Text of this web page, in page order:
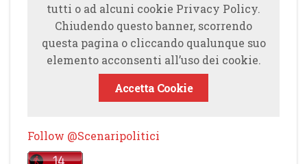
tutti o ad alcuni cookie Privacy Policy.
Chiudendo questo banner, scorrendo
questa pagina o cliccando qualunque suo
elemento acconsenti all’uso dei cookie.
Accetta Cookie
Follow @Scenaripolitici